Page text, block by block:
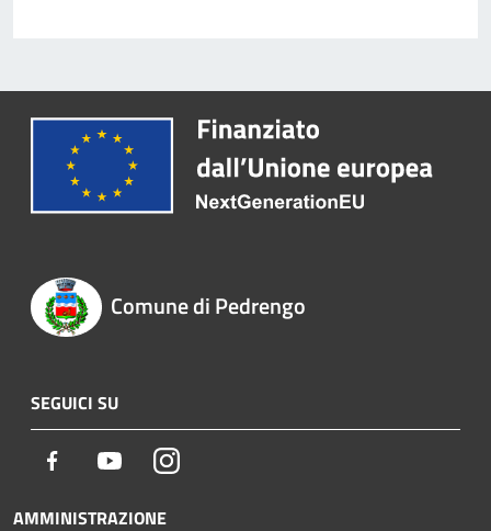
Comune di Pedrengo
SEGUICI SU
Facebook YoutubeInstagram
AMMINISTRAZIONE